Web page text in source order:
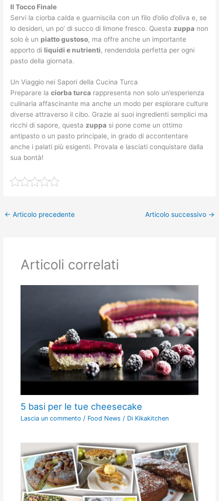
Il Tocco Finale
Servi la ciorba calda e guarniscila con un filo d’olio d’oliva e, se
lo desideri, un po’ di succo di limone fresco. Questa zuppa non
solo è un piatto gustoso, ma offre anche un importante
apporto di liquidi e nutrienti, rendendola perfetta per ogni
pasto della giornata.
Un Viaggio nei Sapori della Cucina Turca
Preparare laciorba turca rappresenta non solo un’esperienza
culinaria affascinante ma anche un modo per esplorare culture
diverse attraverso il cibo. Grazie ai suoi ingredienti semplici ma
ricchi di sapore, questazuppa si pone come un ottimo
antipasto o un pasto principale, in grado di accontentare
anche i palati più esigenti. Provala e lasciati conquistare dalla
sua bontà!
← Articolo precedente Articolo successivo →
Articoli correlati
5 basi per le tue cheesecake
Lascia un commento / Food News / Di Kikakitchen